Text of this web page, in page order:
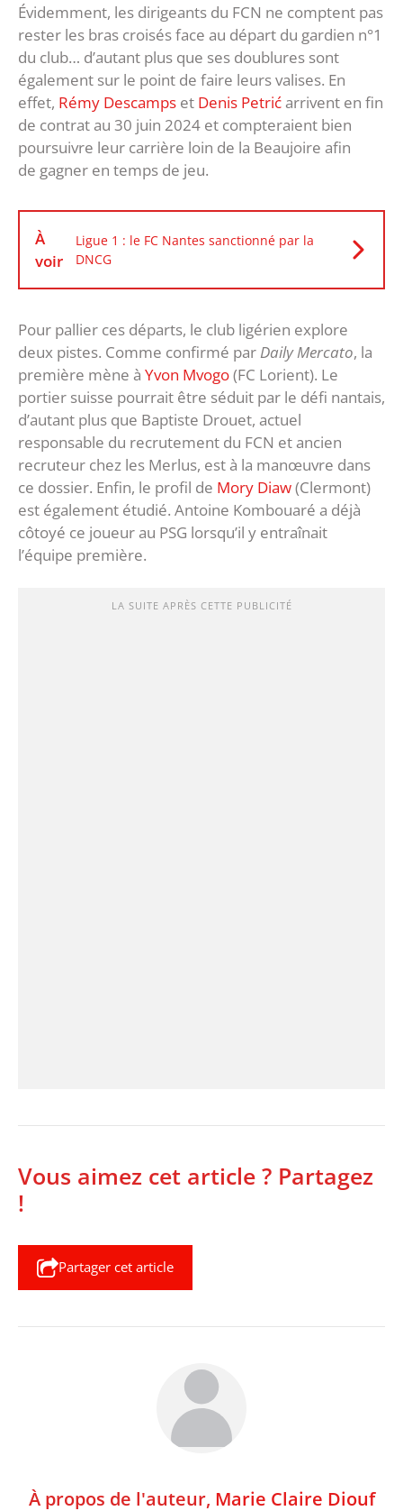
Évidemment, les dirigeants du FCN ne comptent pas
rester les bras croisés face au départ du gardien n°1
du club… d’autant plus que ses doublures sont
également sur le point de faire leurs valises. En
effet, Rémy Descamps et Denis Petrićarrivent en fin
de contrat au 30 juin 2024 et compteraient bien
poursuivre leur carrière loin de la Beaujoire afin
de gagner en temps de jeu.
À
voir
Ligue 1 : le FC Nantes sanctionné par la
DNCG
Pour pallier ces départs, le club ligérien explore
deux pistes. Comme confirmé par Daily Mercato, la
première mène à Yvon Mvogo(FC Lorient). Le
portier suisse pourrait être séduit par le défi nantais,
d’autant plus que Baptiste Drouet, actuel
responsable du recrutement du FCN et ancien
recruteur chez les Merlus, est à la manœuvre dans
ce dossier. Enfin, le profil de Mory Diaw(Clermont)
est également étudié. Antoine Kombouaré a déjà
côtoyé ce joueur au PSG lorsqu’il y entraînait
l’équipe première.
LA SUITE APRÈS CETTE PUBLICITÉ
Vous aimez cet article ? Partagez
!
Partager cet article
À propos de l'auteur, Marie Claire Diouf